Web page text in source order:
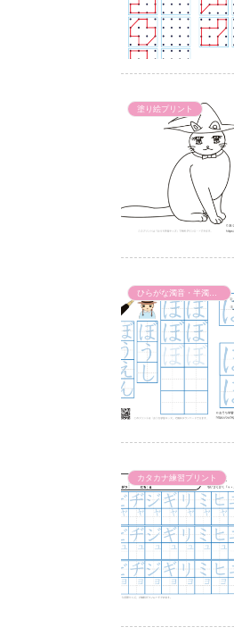
塗り絵プリント
ひらがな濁音・半濁音・拗音・促音（一文字ずつ）
カタカナ練習プリント